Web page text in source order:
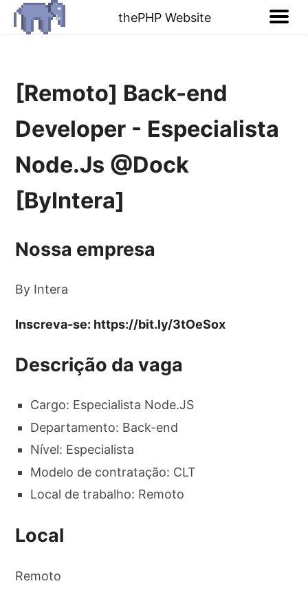
thePHP Website
[Remoto] Back-end
Developer - Especialista
Node.Js @Dock
[ByIntera]
Nossa empresa
By Intera
Inscreva-se: https://bit.ly/3tOeSox
Descrição da vaga
Cargo: Especialista Node.JS
Departamento: Back-end
Nível: Especialista
Modelo de contratação: CLT
Local de trabalho: Remoto
Local
Remoto